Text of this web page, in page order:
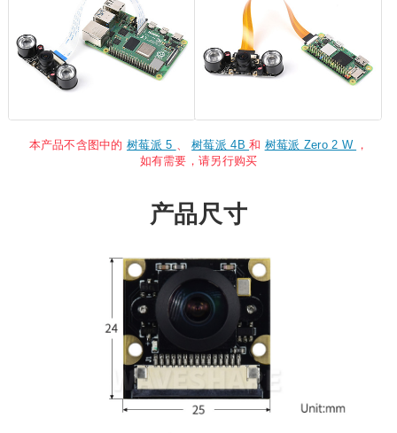
本产品不含图中的树莓派 5 、树莓派 4B和 树莓派 Zero 2 W
，
如有需要，请另行购买
产品尺寸